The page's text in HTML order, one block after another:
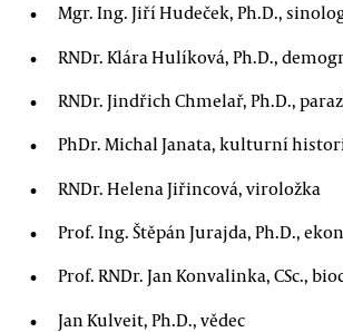
Mgr. Ing. Jiří Hudeček, Ph.D.,
RNDr. Klára Hulíková, Ph.D.,
RNDr. Jindřich Chmelař, Ph.D.,
PhDr. Michal Janata, kulturní
RNDr. Helena Jiřincová, viroložka
Prof. Ing. Štěpán Jurajda, Ph.D.,
Prof. RNDr. Jan Konvalinka, CSc.,
Jan Kulveit, Ph.D., vědec